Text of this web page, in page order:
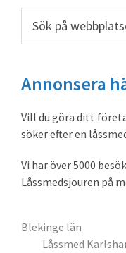
sidofält
Annonsera
Vill du göra ditt
söker efter en
Vi har över 5000
Låssmedsjouren på
Blekinge län
Låssmed